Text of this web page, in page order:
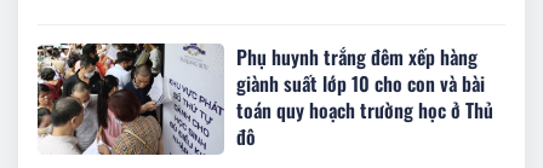
Phụ huynh trắng đêm xếp hàng
giành suất lớp 10 cho con và bài
toán quy hoạch trường học ở Thủ
đô